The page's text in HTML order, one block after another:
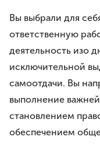
МЕРОПРИЯТИЯ
ЮрВолга
Юрист года
Юридический
Премия им.
Моя
Вы выбрали для
ответственную
деятельность изо
исключительной
самоотдачи. Вы
выполнение
становлением
обеспечением